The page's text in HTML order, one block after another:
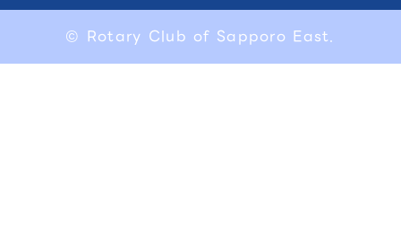
© Rotary Club of Sapporo East.